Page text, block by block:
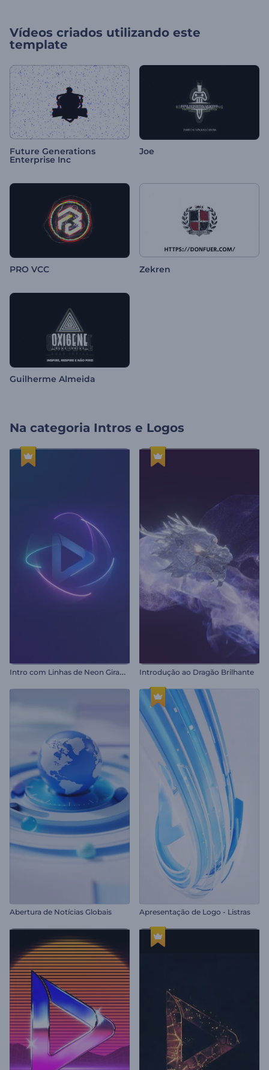
Vídeos criados utilizando este
template
Future Generations
Enterprise Inc
Joe
PRO VCC Zekren
Guilherme Almeida
Na categoria Intros e Logos
I
ntro com Linhas de Neon Girando Introdução ao Dragão Brilhante
Abertura de Notícias Globais Apresentação de Logo - Listras